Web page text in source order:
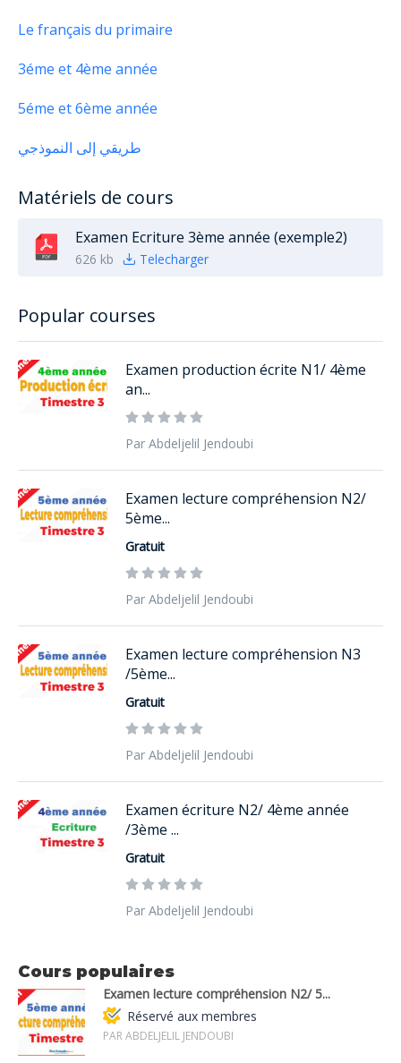
Le français du primaire
3éme et 4ème année
5éme et 6ème année
طريقي إلى النموذجي
Matériels de cours
Examen Ecriture 3ème année (exemple2)
626 kb Telecharger
Popular courses
Examen production écrite N1/ 4ème
an...
Par Abdeljelil Jendoubi
Examen lecture compréhension N2/
5ème...
Gratuit
Par Abdeljelil Jendoubi
Examen lecture compréhension N3
/5ème...
Gratuit
Par Abdeljelil Jendoubi
Examen écriture N2/ 4ème année
/3ème ...
Gratuit
Par Abdeljelil Jendoubi
Cours populaires
Examen lecture compréhension N2/ 5...
Réservé aux membres
PAR ABDELJELIL JENDOUBI